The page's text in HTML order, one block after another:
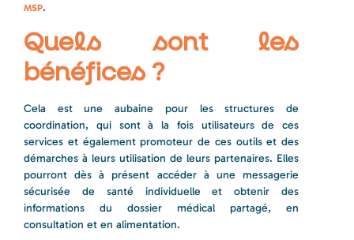
MSP.
Quels sont les
bénéfices ?
Cela est une aubaine pour les structures de
coordination, qui sont à la fois utilisateurs de ces
services et également promoteur de ces outils et des
démarches à leurs utilisation de leurs partenaires. Elles
pourront dès à présent accéder à une messagerie
sécurisée de santé individuelle et obtenir des
informations du dossier médical partagé, en
consultation et en alimentation.